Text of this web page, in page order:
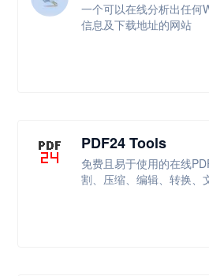
一个可以在线分析出任何
信息及下载地址的网站
PDF24 Tools
免费且易于使用的在线
割、压缩、编辑、转换、